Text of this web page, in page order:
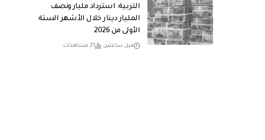
التربية: استرداد مليار ونصف
المليار دينار خلال الأشهر الستة
الأولى من 2026
قبل ساعتين 21 مشاهدات